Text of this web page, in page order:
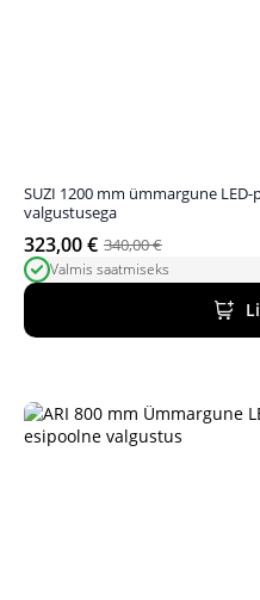
SUZI 1200 mm ümmargune
valgustusega
340,00€
Algne
hind
oli:
340,00 €.
323,00€
Praegune
hind
on:
323,00 €.
Valmis saatmiseks